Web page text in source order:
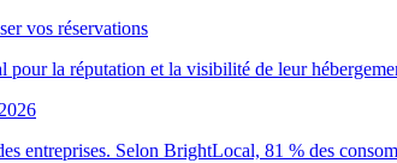
vos réservations
la réputation et la visibilité de leur
entreprises. Selon BrightLocal, 81 % des